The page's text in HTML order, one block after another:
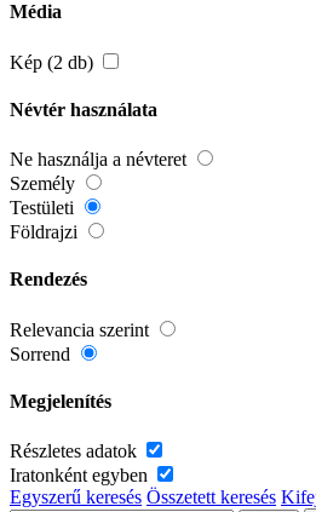
Média
Kép (2 db)
Névtér használata
Ne használja a névteret
Személy
Testületi
Földrajzi
Rendezés
Relevancia szerint
Sorrend
Megjelenítés
Részletes adatok
Iratonként egyben
Egyszerű keresés Összetett keresés